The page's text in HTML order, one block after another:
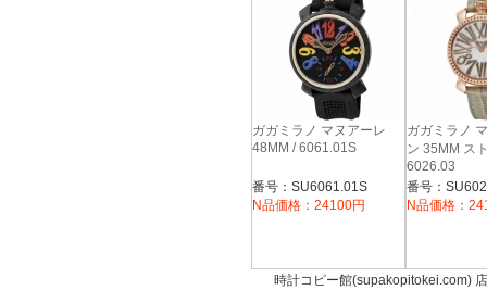
ガガミラノ マヌアーレ
48MM / 6061.01S
番号：SU6061.01S
N品価格：24100円
ガガミラノ
ン 35MM ス
6026.03
番号：
N品価格：
時計コピー館(supakopitokei.com)